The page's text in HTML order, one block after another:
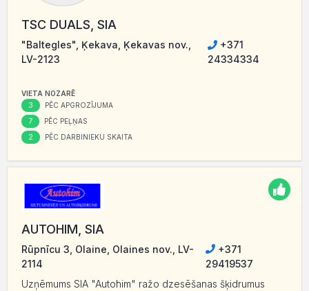
TSC DUALS, SIA
"Baltegles", Ķekava, Ķekavas nov.,
LV-2123
+371
24334334
VIETA NOZARĒ
3 PĒC APGROZĪJUMA
7 PĒC PEĻŅAS
2 PĒC DARBINIEKU SKAITA
AUTOHIM, SIA
Rūpnīcu 3, Olaine, Olaines nov., LV-
2114
+371
29419537
Uzņēmums SIA "Autohim" ražo dzesēšanas šķidrumus